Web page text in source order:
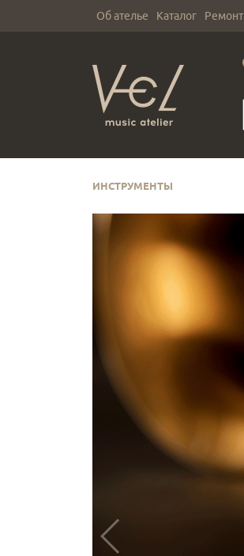
Об ателье Каталог Ремонт
ИНСТРУМЕНТЫ